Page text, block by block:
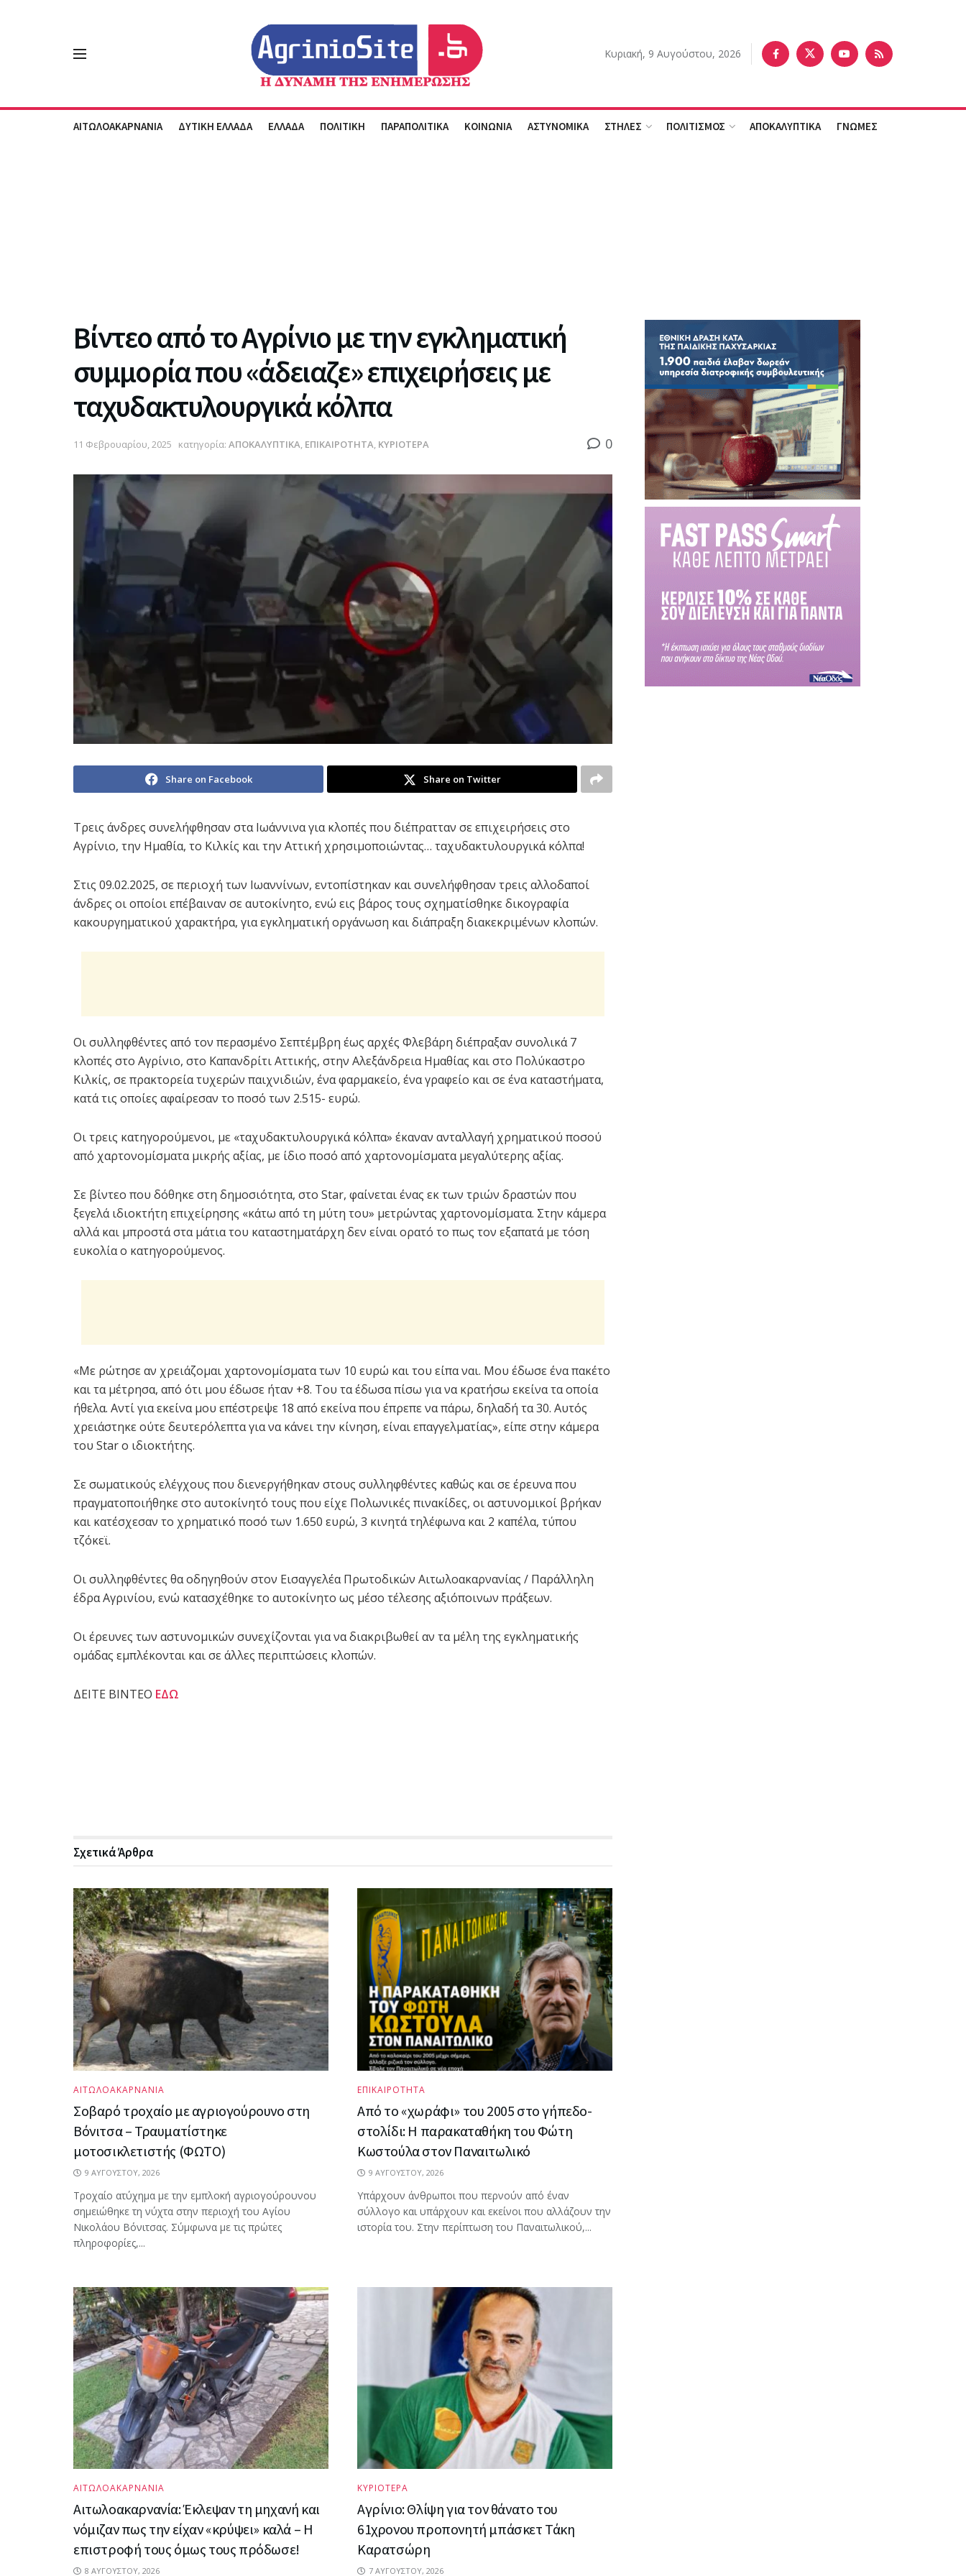
Κυριακή, 9 Αυγούστου, 2026
ΑΙΤΩΛΟΑΚΑΡΝΑΝΙΑ ΔΥΤΙΚΗ ΕΛΛΑΔΑ ΕΛΛΑΔΑ ΠΟΛΙΤΙΚΗ ΠΑΡΑΠΟΛΙΤΙΚΑ ΚΟΙΝΩΝΙΑ ΑΣΤΥΝΟΜΙΚΑ ΣΤΗΛΕΣ ΠΟΛΙΤΙΣΜΟΣ ΑΠΟΚΑΛΥΠΤΙΚΑ ΓΝΩΜΕΣ
Βίντεο από το Αγρίνιο με την εγκληματική
συμμορία που «άδειαζε» επιχειρήσεις με
ταχυδακτυλουργικά κόλπα
11 Φεβρουαρίου, 2025 κατηγορία: ΑΠΟΚΑΛΥΠΤΙΚΑ, ΕΠΙΚΑΙΡΟΤΗΤΑ, ΚΥΡΙΟΤΕΡΑ 0
Share on Facebook Share on Twitter
Τρεις άνδρες συνελήφθησαν στα Ιωάννινα για κλοπές που διέπρατταν σε επιχειρήσεις στο
Αγρίνιο, την Ημαθία, το Κιλκίς και την Αττική χρησιμοποιώντας… ταχυδακτυλουργικά κόλπα!
Στις 09.02.2025, σε περιοχή των Ιωαννίνων, εντοπίστηκαν και συνελήφθησαν τρεις αλλοδαποί
άνδρες οι οποίοι επέβαιναν σε αυτοκίνητο, ενώ εις βάρος τους σχηματίσθηκε δικογραφία
κακουργηματικού χαρακτήρα, για εγκληματική οργάνωση και διάπραξη διακεκριμένων κλοπών.
Οι συλληφθέντες από τον περασμένο Σεπτέμβρη έως αρχές Φλεβάρη διέπραξαν συνολικά 7
κλοπές στο Αγρίνιο, στο Καπανδρίτι Αττικής, στην Αλεξάνδρεια Ημαθίας και στο Πολύκαστρο
Κιλκίς, σε πρακτορεία τυχερών παιχνιδιών, ένα φαρμακείο, ένα γραφείο και σε ένα καταστήματα,
κατά τις οποίες αφαίρεσαν το ποσό των 2.515- ευρώ.
Οι τρεις κατηγορούμενοι, με «ταχυδακτυλουργικά κόλπα» έκαναν ανταλλαγή χρηματικού ποσού
από χαρτονομίσματα μικρής αξίας, με ίδιο ποσό από χαρτονομίσματα μεγαλύτερης αξίας.
Σε βίντεο που δόθηκε στη δημοσιότητα, στο Star, φαίνεται ένας εκ των τριών δραστών που
ξεγελά ιδιοκτήτη επιχείρησης «κάτω από τη μύτη του» μετρώντας χαρτονομίσματα. Στην κάμερα
αλλά και μπροστά στα μάτια του καταστηματάρχη δεν είναι ορατό το πως τον εξαπατά με τόση
ευκολία ο κατηγορούμενος.
«Με ρώτησε αν χρειάζομαι χαρτονομίσματα των 10 ευρώ και του είπα ναι. Μου έδωσε ένα πακέτο
και τα μέτρησα, από ότι μου έδωσε ήταν +8. Του τα έδωσα πίσω για να κρατήσω εκείνα τα οποία
ήθελα. Αντί για εκείνα μου επέστρεψε 18 από εκείνα που έπρεπε να πάρω, δηλαδή τα 30. Αυτός
χρειάστηκε ούτε δευτερόλεπτα για να κάνει την κίνηση, είναι επαγγελματίας», είπε στην κάμερα
του Star ο ιδιοκτήτης.
Σε σωματικούς ελέγχους που διενεργήθηκαν στους συλληφθέντες καθώς και σε έρευνα που
πραγματοποιήθηκε στο αυτοκίνητό τους που είχε Πολωνικές πινακίδες, οι αστυνομικοί βρήκαν
και κατέσχεσαν το χρηματικό ποσό των 1.650 ευρώ, 3 κινητά τηλέφωνα και 2 καπέλα, τύπου
τζόκεϊ.
Οι συλληφθέντες θα οδηγηθούν στον Εισαγγελέα Πρωτοδικών Αιτωλοακαρνανίας / Παράλληλη
έδρα Αγρινίου, ενώ κατασχέθηκε το αυτοκίνητο ως μέσο τέλεσης αξιόποινων πράξεων.
Οι έρευνες των αστυνομικών συνεχίζονται για να διακριβωθεί αν τα μέλη της εγκληματικής
ομάδας εμπλέκονται και σε άλλες περιπτώσεις κλοπών.
ΔΕΙΤΕ ΒΙΝΤΕΟ ΕΔΩ
ΣχετικάΆρθρα
ΑΙΤΩΛΟΑΚΑΡΝΑΝΙΑ
Σοβαρό τροχαίο με αγριογούρουνο στη
Βόνιτσα – Τραυματίστηκε
μοτοσικλετιστής (ΦΩΤΟ)
9 ΑΥΓΟΎΣΤΟΥ, 2026
Τροχαίο ατύχημα με την εμπλοκή αγριογούρουνου
σημειώθηκε τη νύχτα στην περιοχή του Αγίου
Νικολάου Βόνιτσας. Σύμφωνα με τις πρώτες
πληροφορίες,...
ΕΠΙΚΑΙΡΟΤΗΤΑ
Από το «χωράφι» του 2005 στο γήπεδο-
στολίδι: Η παρακαταθήκη του Φώτη
Κωστούλα στον Παναιτωλικό
9 ΑΥΓΟΎΣΤΟΥ, 2026
Υπάρχουν άνθρωποι που περνούν από έναν
σύλλογο και υπάρχουν και εκείνοι που αλλάζουν την
ιστορία του. Στην περίπτωση του Παναιτωλικού,...
ΑΙΤΩΛΟΑΚΑΡΝΑΝΙΑ
Αιτωλοακαρνανία: Έκλεψαν τη μηχανή και
νόμιζαν πως την είχαν «κρύψει» καλά – Η
επιστροφή τους όμως τους πρόδωσε!
8 ΑΥΓΟΎΣΤΟΥ, 2026
ΚΥΡΙΟΤΕΡΑ
Αγρίνιο: Θλίψη για τον θάνατο του
61χρονου προπονητή μπάσκετ Τάκη
Καρατσώρη
7 ΑΥΓΟΎΣΤΟΥ, 2026